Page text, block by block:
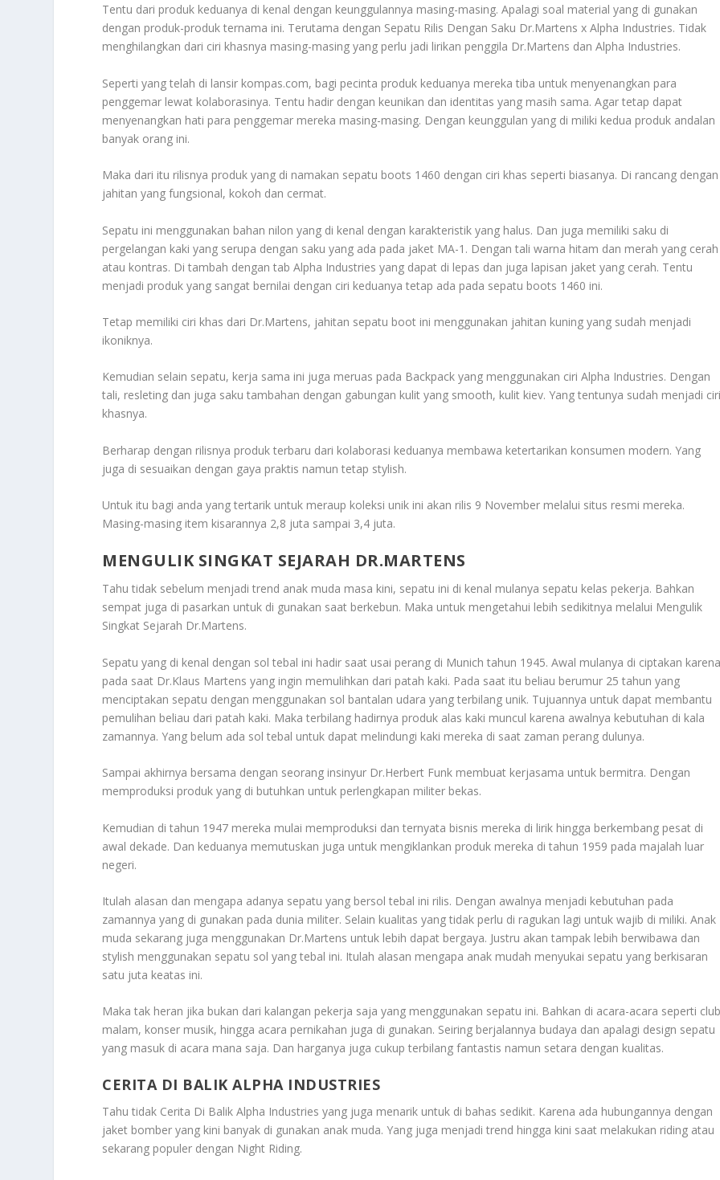
Tentu dari produk keduanya di kenal dengan keunggulannya masing-masing. Apalagi soal material yang di gunakan
dengan produk-produk ternama ini. Terutama dengan Sepatu Rilis Dengan Saku Dr.Martens x Alpha Industries. Tidak
menghilangkan dari ciri khasnya masing-masing yang perlu jadi lirikan penggila Dr.Martens dan Alpha Industries.
Seperti yang telah di lansir kompas.com, bagi pecinta produk keduanya mereka tiba untuk menyenangkan para
penggemar lewat kolaborasinya. Tentu hadir dengan keunikan dan identitas yang masih sama. Agar tetap dapat
menyenangkan hati para penggemar mereka masing-masing. Dengan keunggulan yang di miliki kedua produk andalan
banyak orang ini.
Maka dari itu rilisnya produk yang di namakan sepatu boots 1460 dengan ciri khas seperti biasanya. Di rancang dengan
jahitan yang fungsional, kokoh dan cermat.
Sepatu ini menggunakan bahan nilon yang di kenal dengan karakteristik yang halus. Dan juga memiliki saku di
pergelangan kaki yang serupa dengan saku yang ada pada jaket MA-1. Dengan tali warna hitam dan merah yang cerah
atau kontras. Di tambah dengan tab Alpha Industries yang dapat di lepas dan juga lapisan jaket yang cerah. Tentu
menjadi produk yang sangat bernilai dengan ciri keduanya tetap ada pada sepatu boots 1460 ini.
Tetap memiliki ciri khas dari Dr.Martens, jahitan sepatu boot ini menggunakan jahitan kuning yang sudah menjadi
ikoniknya.
Kemudian selain sepatu, kerja sama ini juga meruas pada Backpack yang menggunakan ciri Alpha Industries. Dengan
tali, resleting dan juga saku tambahan dengan gabungan kulit yang smooth, kulit kiev. Yang tentunya sudah menjadi
khasnya.
Berharap dengan rilisnya produk terbaru dari kolaborasi keduanya membawa ketertarikan konsumen modern. Yang
juga di sesuaikan dengan gaya praktis namun tetap stylish.
Untuk itu bagi anda yang tertarik untuk meraup koleksi unik ini akan rilis 9 November melalui situs resmi mereka.
Masing-masing item kisarannya 2,8 juta sampai 3,4 juta.
MENGULIK SINGKAT SEJARAH DR.MARTENS
Tahu tidak sebelum menjadi trend anak muda masa kini, sepatu ini di kenal mulanya sepatu kelas pekerja. Bahkan
sempat juga di pasarkan untuk di gunakan saat berkebun. Maka untuk mengetahui lebih sedikitnya melalui Mengulik
Singkat Sejarah Dr.Martens.
Sepatu yang di kenal dengan sol tebal ini hadir saat usai perang di Munich tahun 1945. Awal mulanya di ciptakan
pada saat Dr.Klaus Martens yang ingin memulihkan dari patah kaki. Pada saat itu beliau berumur 25 tahun yang
menciptakan sepatu dengan menggunakan sol bantalan udara yang terbilang unik. Tujuannya untuk dapat membantu
pemulihan beliau dari patah kaki. Maka terbilang hadirnya produk alas kaki muncul karena awalnya kebutuhan di kala
zamannya. Yang belum ada sol tebal untuk dapat melindungi kaki mereka di saat zaman perang dulunya.
Sampai akhirnya bersama dengan seorang insinyur Dr.Herbert Funk membuat kerjasama untuk bermitra. Dengan
memproduksi produk yang di butuhkan untuk perlengkapan militer bekas.
Kemudian di tahun 1947 mereka mulai memproduksi dan ternyata bisnis mereka di lirik hingga berkembang pesat di
awal dekade. Dan keduanya memutuskan juga untuk mengiklankan produk mereka di tahun 1959 pada majalah luar
negeri.
Itulah alasan dan mengapa adanya sepatu yang bersol tebal ini rilis. Dengan awalnya menjadi kebutuhan pada
zamannya yang di gunakan pada dunia militer. Selain kualitas yang tidak perlu di ragukan lagi untuk wajib di miliki. Anak
muda sekarang juga menggunakan Dr.Martens untuk lebih dapat bergaya. Justru akan tampak lebih berwibawa dan
stylish menggunakan sepatu sol yang tebal ini. Itulah alasan mengapa anak mudah menyukai sepatu yang berkisaran
satu juta keatas ini.
Maka tak heran jika bukan dari kalangan pekerja saja yang menggunakan sepatu ini. Bahkan di acara-acara seperti
malam, konser musik, hingga acara pernikahan juga di gunakan. Seiring berjalannya budaya dan apalagi design sepatu
yang masuk di acara mana saja. Dan harganya juga cukup terbilang fantastis namun setara dengan kualitas.
CERITA DI BALIK ALPHA INDUSTRIES
Tahu tidak Cerita Di Balik Alpha Industries yang juga menarik untuk di bahas sedikit. Karena ada hubungannya dengan
jaket bomber yang kini banyak di gunakan anak muda. Yang juga menjadi trend hingga kini saat melakukan riding atau
sekarang populer dengan Night Riding.